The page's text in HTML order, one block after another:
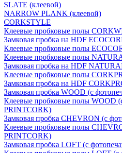
SLATE (клеевой)
NARROW PLANK (клеевой)
CORKSTYLE
Клеевые пробковые полы
Замковая пробка на HDF
Клеевые пробковые полы
Клеевые пробковые полы
Замковая пробка на HDF
Клеевые пробковые полы
Замковая пробка на HDF
Замковая пробка WOOD (с
Клеевые пробковые полы WOOD
PRINTCORK)
Замковая пробка CHEVRON (с
Клеевые пробковые полы
PRINTCORK)
Замковая пробка LOFT (с